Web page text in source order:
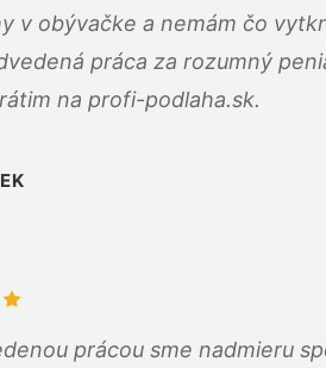
v obývačke a nemám čo
práca za rozumný
na profi-podlaha.sk.
prácou sme nadmieru